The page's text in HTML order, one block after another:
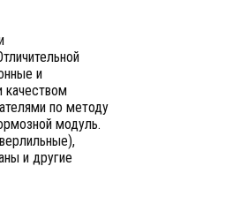
и
качеством
по методу
модуль.
и другие